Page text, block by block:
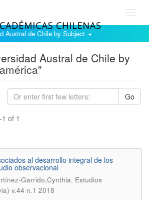
Austral de Chile by Subject
Austral de Chile by
Go
of 1
al desarrollo integral de los
observacional
Garrido,Cynthia. Estudios
v.44 n.1 2018